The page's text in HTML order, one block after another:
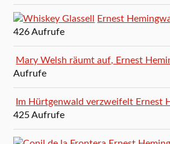
Ernest
426 Aufrufe
Mary Welsh räumt auf, Ernest
Aufrufe
Im Hürtgenwald verzweifelt Ernest
425 Aufrufe